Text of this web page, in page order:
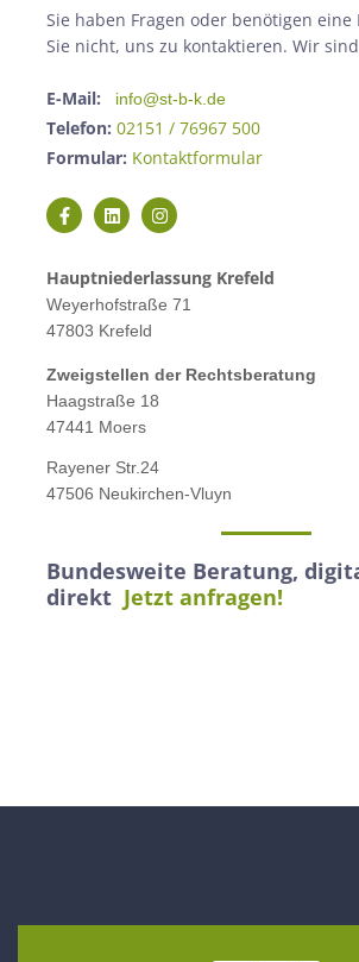
Sie haben Fragen oder benötigen eine
Sie nicht, uns zu kontaktieren. Wir
E-Mail: info@st-b-k.de
Telefon: 02151 / 76967 500
Formular: Kontaktformular
Hauptniederlassung Krefeld
Weyerhofstraße 71
47803 Krefeld
Zweigstellen der Rechtsberatung
Haagstraße 18
47441 Moers
Rayener Str.24
47506 Neukirchen-Vluyn
Bundesweite Beratung,
direkt Jetzt anfragen!